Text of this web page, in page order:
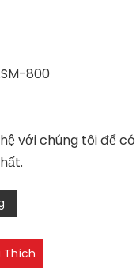
800
với chúng tôi để có
Thích